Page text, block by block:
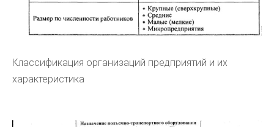
Классификация организаций предприятий и их
характеристика